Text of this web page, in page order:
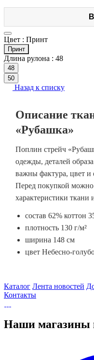
Цвет : Принт
Принт
Длина рулона : 48
48
50
Назад к списку
Описание
«Рубашка»
Поплин стрейч
одежды, деталей
важны фактура, цвет и
Перед покупкой можно
характеристики ткани
состав 62% коттон
плотность 130 г/м²
ширина 148 см
цвет Небесно-
Каталог Лента новостей
Контакты
Наши магазины